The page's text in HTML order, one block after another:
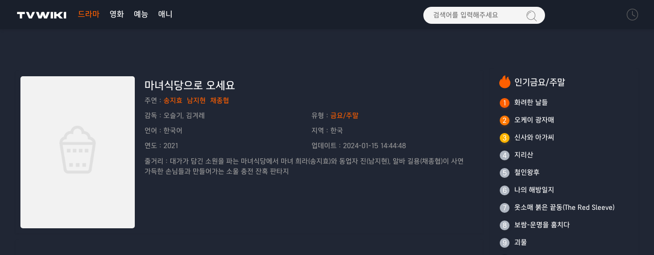
드라마 영화 예능 애니
마녀식당으로 오세요
주연： 송지효 남지현
채종협
감독： 오슬기, 김겨레 유형： 금요/주말
언어： 한국어 지역： 한국
연도： 2021 업데이트： 2024-01-15 14:44:48
줄거리： 대가가 담긴 소원을 파는 마녀식당에서 마녀 희라(송지효)와 동업자 진(남지현), 알바 길용(채종협)이 사연
가득한 손님들과 만들어가는 소울 충전 잔혹 판타지
인기금요/주말
1 화려한 날들
2 오케이 광자매
3 신사와 아가씨
4 지리산
5 철인왕후
6 나의 해방일지
7 옷소매 붉은 끝동(The Red Sleeve)
8 보쌈-운명을 훔치다
9 괴물